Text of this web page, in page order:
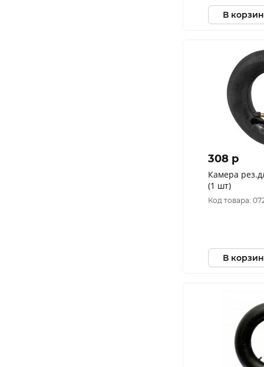
В
308 p
Камера
(1 шт)
Код товара:
В